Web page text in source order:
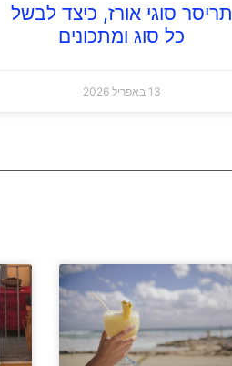
תריסר סוגי אורז, כיצד לבשל
כל סוג ומתכונים
13 באפריל 2026